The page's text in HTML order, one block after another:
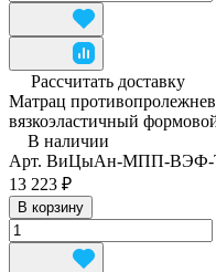
Рассчитать доставку
Матрац
вязкоэластичный
В наличии
Арт. ВиЦыАн-МПП-ВЭФ-
13 223 ₽
В корзину